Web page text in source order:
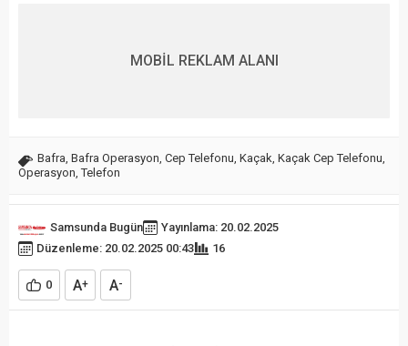
MOBİL REKLAM ALANI
Bafra Bafra Operasyon Cep Telefonu Kaçak Kaçak Cep Telefonu
Operasyon ,Telefon
Samsunda Bugün
Yayınlama: 20.02.2025
Düzenleme: 20.02.2025 00:43
16
0 A+ A-